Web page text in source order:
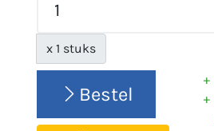
x 1 stuks
Bestel